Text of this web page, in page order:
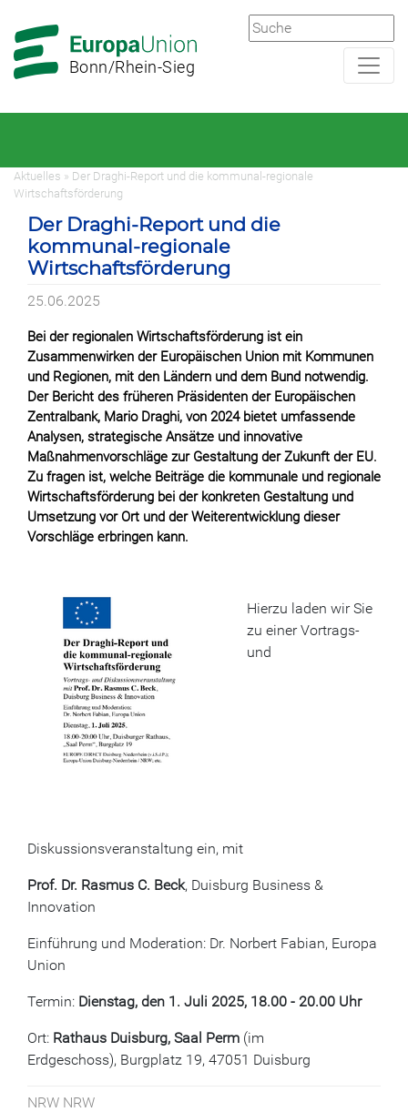
Hauptnavigation
Hauptbereich
Bonn/Rhein-Sieg
Aktuelles » Der Draghi-Report und die kommunal-regionale
Wirtschaftsförderung
Der Draghi-Report und die
kommunal-regionale
Wirtschaftsförderung
25.06.2025
Bei der regionalen Wirtschaftsförderung ist ein
Zusammenwirken der Europäischen Union mit Kommunen
und Regionen, mit den Ländern und dem Bund notwendig.
Der Bericht des früheren Präsidenten der Europäischen
Zentralbank, Mario Draghi, von 2024 bietet umfassende
Analysen, strategische Ansätze und innovative
Maßnahmenvorschläge zur Gestaltung der Zukunft der EU.
Zu fragen ist, welche Beiträge die kommunale und regionale
Wirtschaftsförderung bei der konkreten Gestaltung und
Umsetzung vor Ort und der Weiterentwicklung dieser
Vorschläge erbringen kann.
Hierzu laden wir Sie
zu einer Vortrags-
und
Diskussionsveranstaltung ein, mit
Prof. Dr. Rasmus C. Beck, Duisburg Business &
Innovation
Einführung und Moderation: Dr. Norbert Fabian, Europa
Union
Termin: Dienstag, den 1. Juli 2025, 18.00 - 20.00 Uhr
Ort: Rathaus Duisburg, Saal Perm (im
Erdgeschoss), Burgplatz 19, 47051 Duisburg
NRW NRW